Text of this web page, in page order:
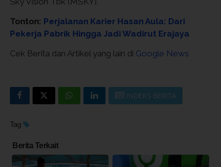
Tonton: Perjalanan Karier Hasan Aula: Dari
Pekerja Pabrik Hingga Jadi Wadirut Erajaya
Cek Berita dan Artikel yang lain di Google News
INDEKS BERITA
Tag
Berita Terkait